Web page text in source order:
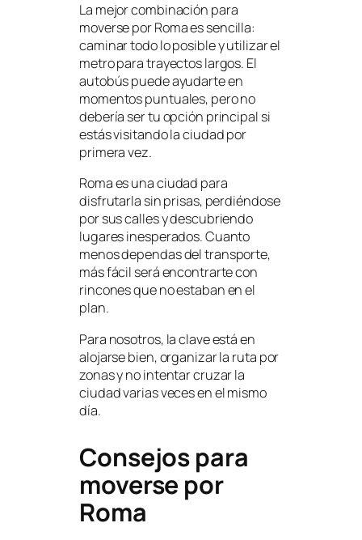
La mejor combinación para
moverse por Roma es sencilla:
caminar todo lo posible y utilizar el
metro para trayectos largos. El
autobús puede ayudarte en
momentos puntuales, pero no
debería ser tu opción principal si
estás visitando la ciudad por
primera vez.
Roma es una ciudad para
disfrutarla sin prisas, perdiéndose
por sus calles y descubriendo
lugares inesperados. Cuanto
menos dependas del transporte,
más fácil será encontrarte con
rincones que no estaban en el
plan.
Para nosotros, la clave está en
alojarse bien, organizar la ruta por
zonas y no intentar cruzar la
ciudad varias veces en el mismo
día.
Consejos para
moverse por
Roma